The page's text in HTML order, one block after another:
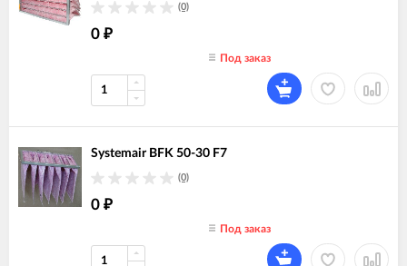
(0)
0 ₽
Под заказ
Systemair BFK 50-30 F7
(0)
0 ₽
Под заказ